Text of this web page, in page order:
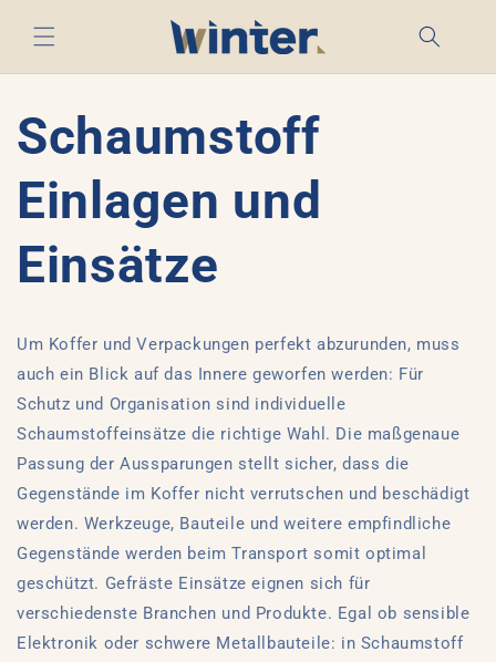
zum
Inhalt
Schaumstoff
Einlagen und
Einsätze
Um Koffer und Verpackungen perfekt abzurunden, muss
auch ein Blick auf das Innere geworfen werden: Für
Schutz und Organisation sind individuelle
Schaumstoffeinsätze die richtige Wahl. Die maßgenaue
Passung der Aussparungen stellt sicher, dass die
Gegenstände im Koffer nicht verrutschen und beschädigt
werden. Werkzeuge, Bauteile und weitere empfindliche
Gegenstände werden beim Transport somit optimal
geschützt. Gefräste Einsätze eignen sich für
verschiedenste Branchen und Produkte. Egal ob sensible
Elektronik oder schwere Metallbauteile: in Schaumstoff